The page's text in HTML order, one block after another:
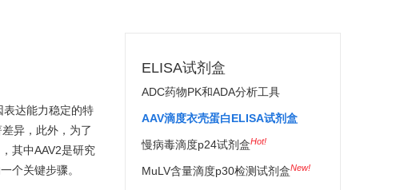
表达能力稳定的特
异，此外，为了
其中AAV2是研究
个关键步骤。
ELISA试剂盒
ADC药物PK和ADA分析工具
AAV滴度衣壳蛋白ELISA试剂盒
慢病毒滴度p24试剂盒Hot!
MuLV含量滴度p30检测试剂盒New!